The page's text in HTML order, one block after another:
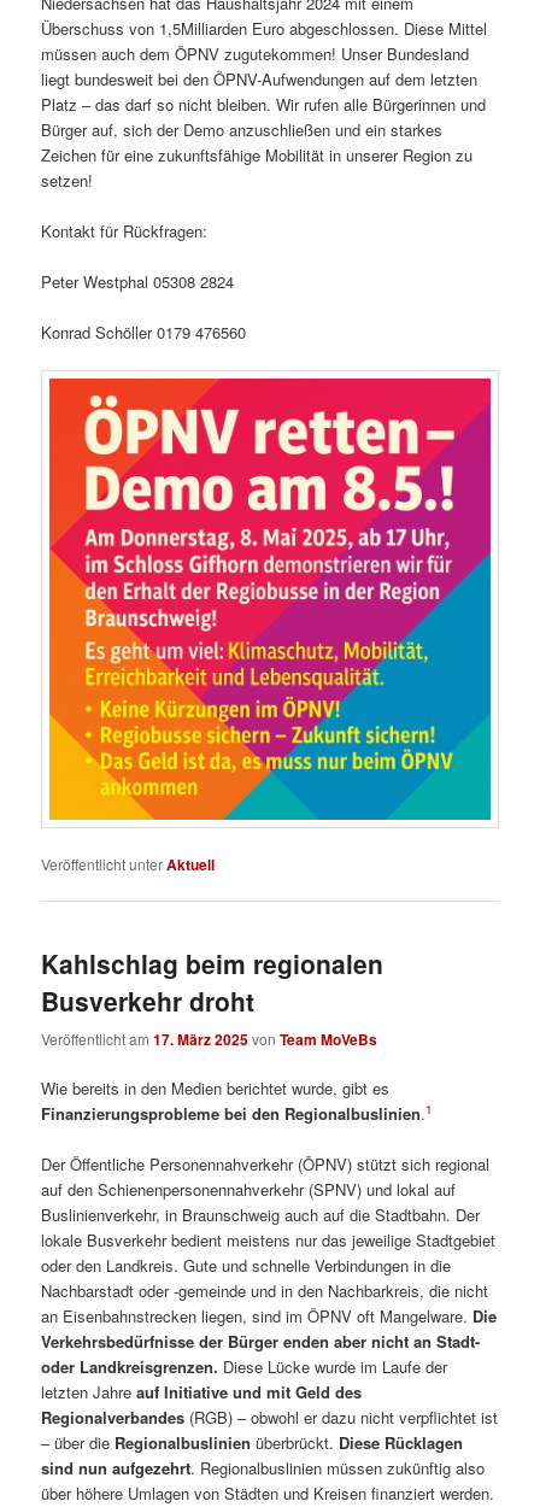
Überschuss von 1,5Milliarden Euro abgeschlossen. Diese Mittel
müssen auch dem ÖPNV zugutekommen! Unser Bundesland
liegt bundesweit bei den ÖPNV-Aufwendungen auf dem letzten
Platz – das darf so nicht bleiben. Wir rufen alle Bürgerinnen und
Bürger auf, sich der Demo anzuschließen und ein starkes
Zeichen für eine zukunftsfähige Mobilität in unserer Region zu
setzen!
Kontakt für Rückfragen:
Peter Westphal 05308 2824
Konrad Schöller 0179 476560
Veröffentlicht unterAktuell
Kahlschlag beim regionalen
Busverkehr droht
Veröffentlicht am17. März 2025vonTeam MoVeBs
Wie bereits in den Medien berichtet wurde, gibt es
Finanzierungsprobleme bei den Regionalbuslinien.1
Der Öffentliche Personennahverkehr (ÖPNV) stützt sich regional
auf den Schienenpersonennahverkehr (SPNV) und lokal auf
Buslinienverkehr, in Braunschweig auch auf die Stadtbahn. Der
lokale Busverkehr bedient meistens nur das jeweilige Stadtgebiet
oder den Landkreis. Gute und schnelle Verbindungen in die
Nachbarstadt oder -gemeinde und in den Nachbarkreis, die nicht
an Eisenbahnstrecken liegen, sind im ÖPNV oft Mangelware. Die
Verkehrsbedürfnisse der Bürger enden aber nicht an Stadt-
oder Landkreisgrenzen. Diese Lücke wurde im Laufe der
letzten Jahreauf Initiative und mit Geld des
Regionalverbandes (RGB) – obwohl er dazu nicht verpflichtet ist
– über die Regionalbuslinienüberbrückt. Diese Rücklagen
sind nun aufgezehrt. Regionalbuslinien müssen zukünftig also
über höhere Umlagen von Städten und Kreisen finanziert werden.